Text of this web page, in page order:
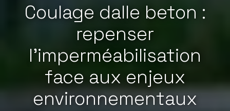
Coulage dalle beton :
repenser
l'imperméabilisation
face aux enjeux
environnementaux